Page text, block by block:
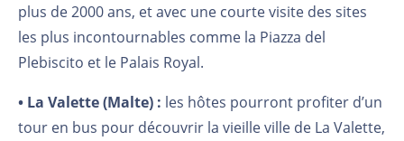
plus de 2000 ans, et avec une courte visite des sites
les plus incontournables comme la Piazza del
Plebiscito et le Palais Royal.
• La Valette (Malte) : les hôtes pourront profiter d’un
tour en bus pour découvrir la vieille ville de La Valette,